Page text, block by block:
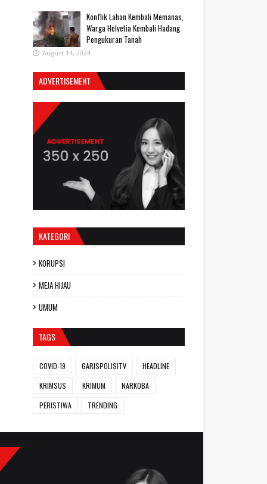
Konflik Lahan Kembali Memanas,
Warga Helvetia Kembali Hadang
Pengukuran Tanah
August 14, 2024
ADVERTISEMENT
KATEGORI
KORUPSI
MEJA HIJAU
UMUM
TAGS
COVID-19 GARISPOLISITV
HEADLINE
KRIMSUS
KRIMUM
NARKOBA
PERISTIWA
TRENDING